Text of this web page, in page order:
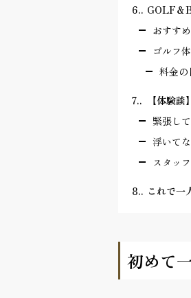
6. GOLF＆
おすす
ゴルフ
料金の
7.
【体験
緊張し
浮いて
スタッ
8. これで一
初めて